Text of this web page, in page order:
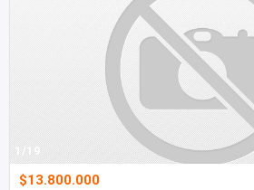
1/19
$13.800.000